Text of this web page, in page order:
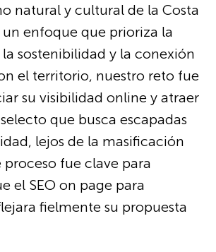
natural y cultural de la Costa
un enfoque que prioriza la
sostenibilidad y la conexión
el territorio, nuestro reto fue
su visibilidad online y atraer
que busca escapadas
lejos de la masificación
proceso fue clave para
el SEO on page para
fielmente su propuesta